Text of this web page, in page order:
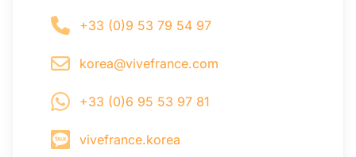
+33 (0)9 53 79 54 97
korea@vivefrance.com
+33 (0)6 95 53 97 81
vivefrance.korea